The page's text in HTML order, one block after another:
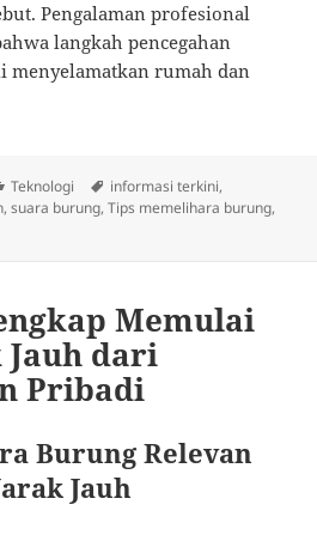
Pengalaman profesional
langkah pencegahan
menyelamatkan rumah dan
Categories
Teknologi Tags
informasi terkini,
,suara burung,Tips memelihara burung,
Memulai
Jauh dari
Pribadi
Burung Relevan
Jauh